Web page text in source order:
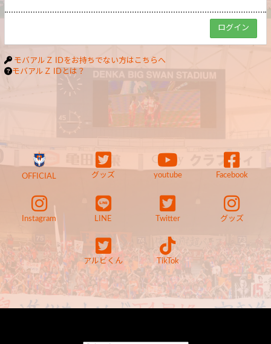
モバアルＺ IDをお持ちでない方はこちらへ
モバアルＺ IDとは？
OFFICIAL グッズ youtube Facebook
Instagram LINE Twitter グッズ
アルビくん TikTok